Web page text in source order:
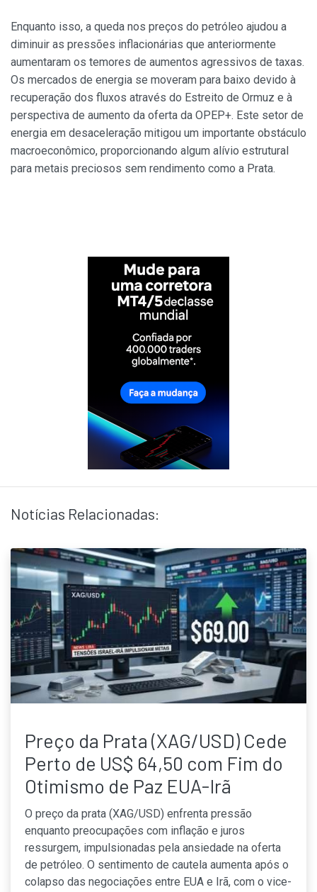
Enquanto isso, a queda nos preços do petróleo ajudou a
diminuir as pressões inflacionárias que anteriormente
aumentaram os temores de aumentos agressivos de taxas.
Os mercados de energia se moveram para baixo devido à
recuperação dos fluxos através do Estreito de Ormuz e à
perspectiva de aumento da oferta da OPEP+. Este setor de
energia em desaceleração mitigou um importante obstáculo
macroeconômico, proporcionando algum alívio estrutural
para metais preciosos sem rendimento como a Prata.
Notícias Relacionadas:
Preço da Prata (XAG/USD) Cede
Perto de US$ 64,50 com Fim do
Otimismo de Paz EUA-Irã
O preço da prata (XAG/USD) enfrenta pressão
enquanto preocupações com inflação e juros
ressurgem, impulsionadas pela ansiedade na oferta
de petróleo. O sentimento de cautela aumenta após o
colapso das negociações entre EUA e Irã, com o vice-